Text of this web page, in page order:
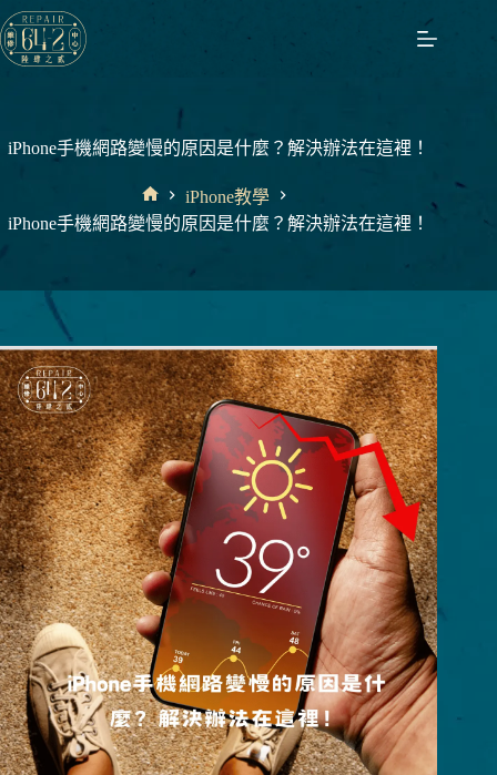
跳
至
主
容iPhone手機網路變慢的原因是什麼？解決辦法在這裡！
首
iPhone教學
iPhone手機網路變慢的原因是什麼？解決辦法在這裡！